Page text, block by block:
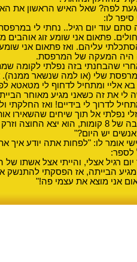
לפה? שאל האיש הראשון את
לו:
סתם עוד יום רגיל.. נחתי לי
פתאום אני שומע זוג
עליהם. ואז פתאום אני
היה המעקה של המרפסת.
שהבחנתי בזה נפלתי לקומה
שלי (או למה שנשאר ממנה).
אליי ומתחיל לדחוף לי מטאטא
לי את זה כשאני מגיע מאוחר
לדרוך לי בידיים! ואז החלקתי
נפלתי אל תוך שיחים שהשאירו
שנפלתי מגובה של 8 קומות, הוא
יש היום?"
אומר לו: "לפחות אתה יודע איך
לספר:
רגיל אצלי, והייתי אצל אשתו
הבייתה, אז הפסקתי להתנשק
אני מוצא את עצמי פה!"